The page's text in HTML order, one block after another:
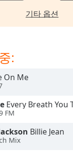
기타 옵션
:
On Me
Every Breath You
FM
Billie Jean
Mix